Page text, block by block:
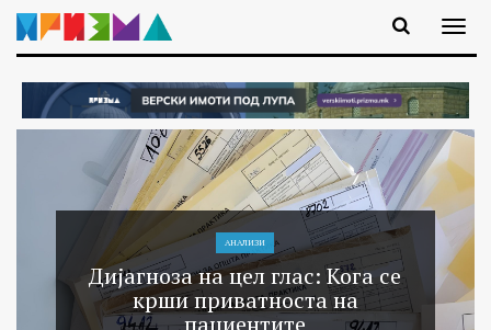
АНАЛИЗИ
Дијагноза на цел глас: Кога се
крши приватноста на
пациентите